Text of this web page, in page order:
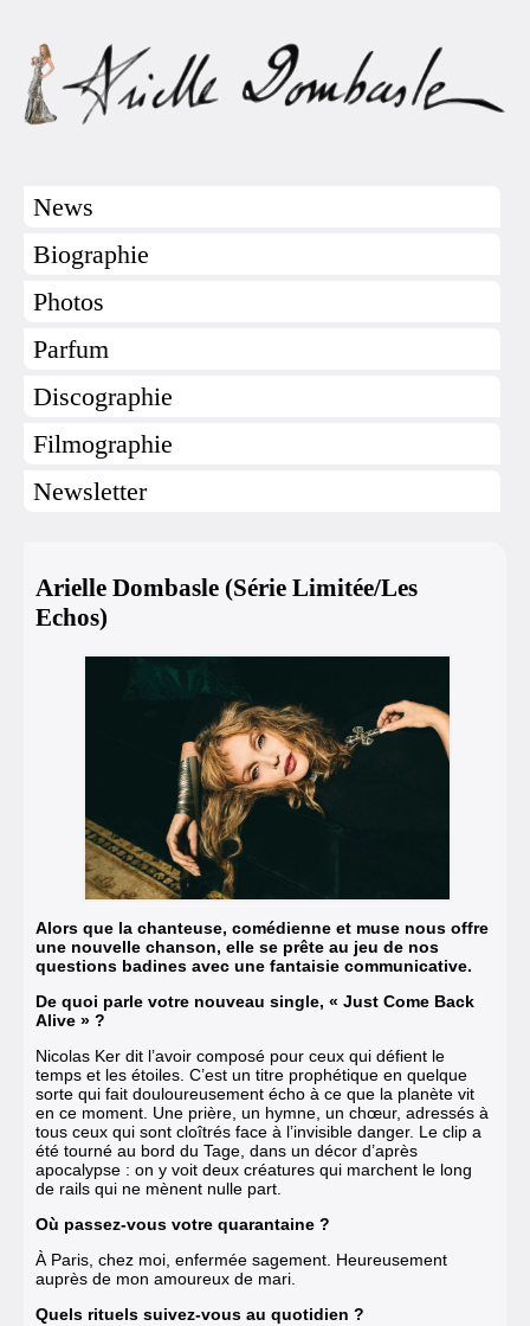
News
Biographie
Photos
Parfum
Discographie
Filmographie
Newsletter
Arielle Dombasle (Série Limitée/Les
Echos)
Alors que la chanteuse, comédienne et muse nous offre
une nouvelle chanson, elle se prête au jeu de nos
questions badines avec une fantaisie communicative.
De quoi parle votre nouveau single, « Just Come Back
Alive » ?
Nicolas Ker dit l’avoir composé pour ceux qui défient le
temps et les étoiles. C’est un titre prophétique en quelque
sorte qui fait douloureusement écho à ce que la planète vit
en ce moment. Une prière, un hymne, un chœur, adressés à
tous ceux qui sont cloîtrés face à l’invisible danger. Le clip a
été tourné au bord du Tage, dans un décor d’après
apocalypse : on y voit deux créatures qui marchent le long
de rails qui ne mènent nulle part.
Où passez-vous votre quarantaine ?
À Paris, chez moi, enfermée sagement. Heureusement
auprès de mon amoureux de mari.
Quels rituels suivez-vous au quotidien ?